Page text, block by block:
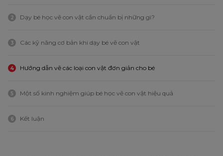
2 Dạy bé học vẽ con vật cần chuẩn bị những gì?
3 Các kỹ năng cơ bản khi dạy bé vẽ con vật
4 Hướng dẫn vẽ các loại con vật đơn giản cho bé
5 Một số kinh nghiệm giúp bé học vẽ con vật hiệu quả
6 Kết luận